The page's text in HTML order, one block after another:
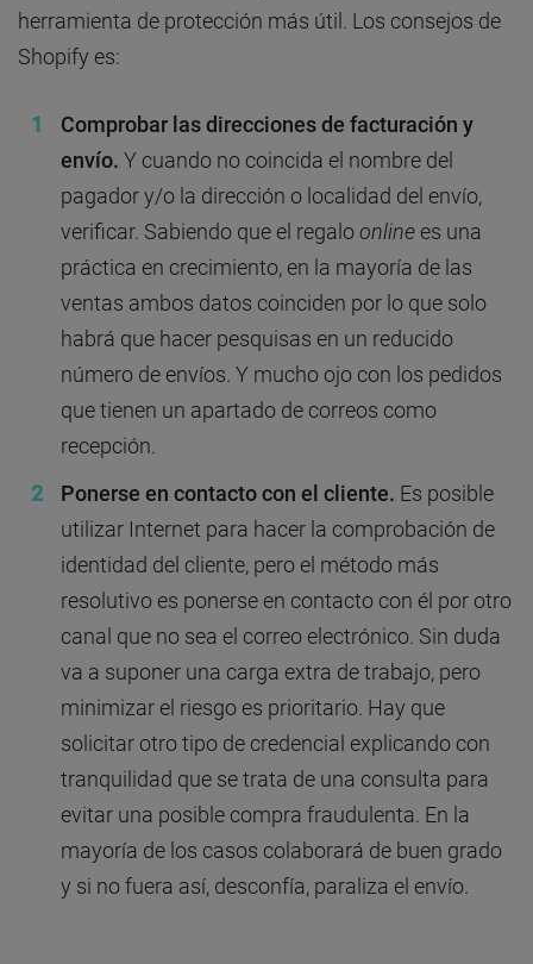
herramienta de protección más útil. Los consejos de
Shopify es:
Comprobar las direcciones de facturación y
envío. Y cuando no coincida el nombre del
pagador y/o la dirección o localidad del envío,
verificar. Sabiendo que el regaloonline es una
práctica en crecimiento, en la mayoría de las
ventas ambos datos coinciden por lo que solo
habrá que hacer pesquisas en un reducido
número de envíos. Y mucho ojo con los pedidos
que tienen un apartado de correos como
recepción.
Ponerse en contacto con el cliente. Es posible
utilizar Internet para hacer la comprobación de
identidad del cliente, pero el método más
resolutivo es ponerse en contacto con él por otro
canal que no sea el correo electrónico. Sin duda
va a suponer una carga extra de trabajo, pero
minimizar el riesgo es prioritario. Hay que
solicitar otro tipo de credencial explicando con
tranquilidad que se trata de una consulta para
evitar una posible compra fraudulenta. En la
mayoría de los casos colaborará de buen grado
y si no fuera así, desconfía, paraliza el envío.